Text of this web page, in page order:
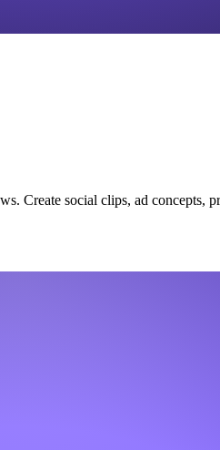
social clips, ad concepts,